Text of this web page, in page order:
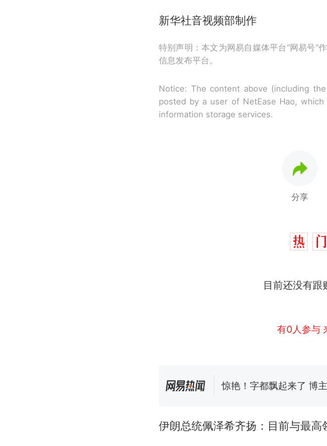
新华社音视频部制作
特别声明：本文为网易自媒体平台“网易号”
信息发布平台。
Notice: The content above (including
posted by a user of NetEase Hao,
information storage services.
分享
目前还没有跟
有0人参与
费大厨“全国小炒肉
笔试第一被第二名传话
热 制裁瓜子饺子，美国
伊朗总统佩泽希齐扬：目前与最高